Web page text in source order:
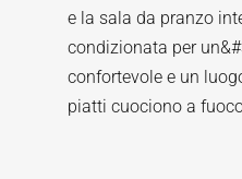
e la sala da pranzo
condizionata per
confortevole e un
piatti cuociono a